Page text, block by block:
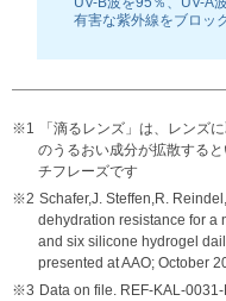
有害な紫外線をブロッ
※1
「滴るレンズ」は、レンズ
のうるおい成分が拡散する
チフレーズです
※2 Schafer,J. Steffen,R.
dehydration resistance for a
and six silicone hydrogel
presented at AAO; October
※3 Data on file. REF-KAL-